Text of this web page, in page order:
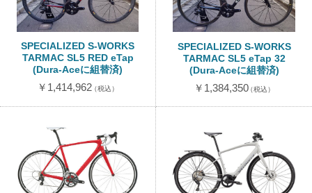
SPECIALIZED S-WORKS
TARMAC SL5 RED eTap
(Dura-Aceに組替済)
￥1,414,962（税込）
SPECIALIZED S-WORKS
TARMAC SL5 eTap 32
(Dura-Aceに組替済)
￥1,384,350（税込）